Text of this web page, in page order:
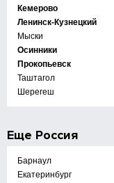
Кемерово
Ленинск-Кузнецкий
Мыски
Осинники
Прокопьевск
Таштагол
Шерегеш
Еще Россия
Барнаул
Екатеринбург